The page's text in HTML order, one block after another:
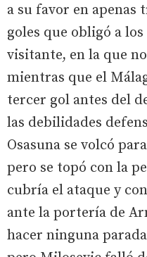
a su favor en apenas
goles que obligó a
visitante, en la que
mientras que el
tercer gol antes del
las debilidades
Osasuna se volcó
pero se topó con la
cubría el ataque y
ante la portería de
hacer ninguna